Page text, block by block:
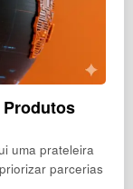
Produtos
uma prateleira
parcerias